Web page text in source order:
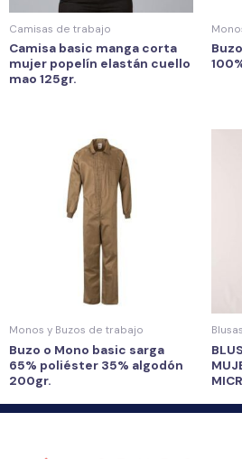
Camisas de trabajo
Camisa basic manga corta
mujer popelín elastán cuello
mao 125gr.
Monos y Buzos de trabajo
Buzo o Mono basic sarga
65% poliéster 35% algodón
200gr.